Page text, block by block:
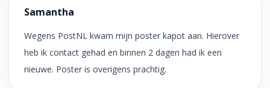
Samantha
Wegens PostNL kwam mijn poster kapot aan. Hierover
heb ik contact gehad en binnen 2 dagen had ik een
nieuwe. Poster is overigens prachtig.